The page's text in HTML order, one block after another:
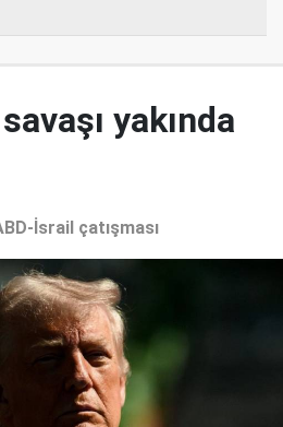
yakında
İsrail çatışması